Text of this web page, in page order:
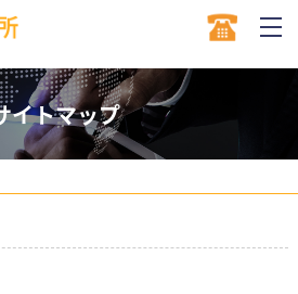
イトマップ